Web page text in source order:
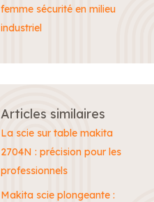
femme sécurité en milieu
industriel
Articles similaires
La scie sur table makita
2704N : précision pour les
professionnels
Makita scie plongeante :